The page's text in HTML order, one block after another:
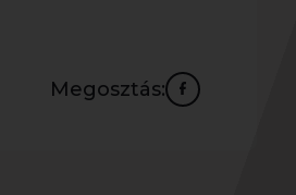
Megosztás: